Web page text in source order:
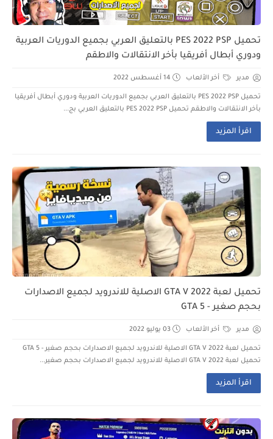
تحميل PES 2022 PSP بالتعليق العربي بجميع الدوريات العربية
ودوري أبطال أفريقيا بأخر الانتقالات والاطقم
مدير أخر الألعاب 14 أغسطس 2022
تحميل PES 2022 PSP بالتعليق العربي بجميع الدوريات العربية ودوري أبطال أفريقيا
بأخر الانتقالات والاطقم تحميل PES 2022 PSP بالتعليق العربي بج...
اقرأ المزيد
تحميل لعبة GTA V 2022 الاصلية للاندرويد لجميع الاصدارات
بحجم صغير - GTA 5
مدير أخر الألعاب 03 يوليو 2022
تحميل لعبة GTA V 2022 الاصلية للاندرويد لجميع الاصدارات بحجم صغير - GTA 5
تحميل لعبة GTA V 2022 الاصلية للاندرويد لجميع الاصدارات بحجم صغير...
اقرأ المزيد